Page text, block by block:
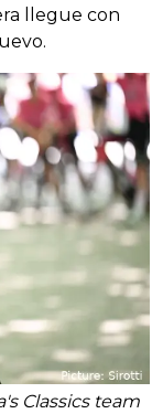
llegue con
Classics team